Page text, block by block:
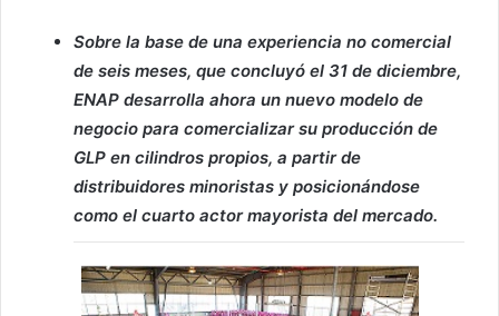
Sobre la base de una experiencia no comercial
de seis meses, que concluyó el 31 de diciembre,
ENAP desarrolla ahora un nuevo modelo de
negocio para comercializar su producción de
GLP en cilindros propios, a partir de
distribuidores minoristas y posicionándose
como el cuarto actor mayorista del mercado.